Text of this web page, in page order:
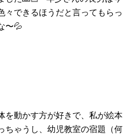
々できるほうだと言ってもらっ
〜💦
を動かす方が好きで、私が絵本
ちゃうし、幼児教室の宿題（何